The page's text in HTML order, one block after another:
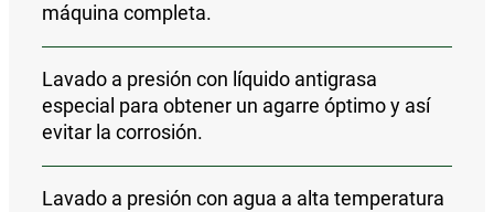
máquina completa.
Lavado a presión con líquido antigrasa
especial para obtener un agarre óptimo y así
evitar la corrosión.
Lavado a presión con agua a alta temperatura